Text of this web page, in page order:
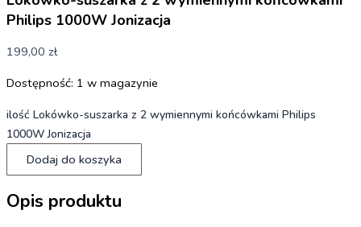
Philips 1000W Jonizacja
199,00 zł
Dostępność: 1 w magazynie
ilość Lokówko-suszarka z 2 wymiennymi końcówkami Philips
1000W Jonizacja
Dodaj do koszyka
Opis produktu